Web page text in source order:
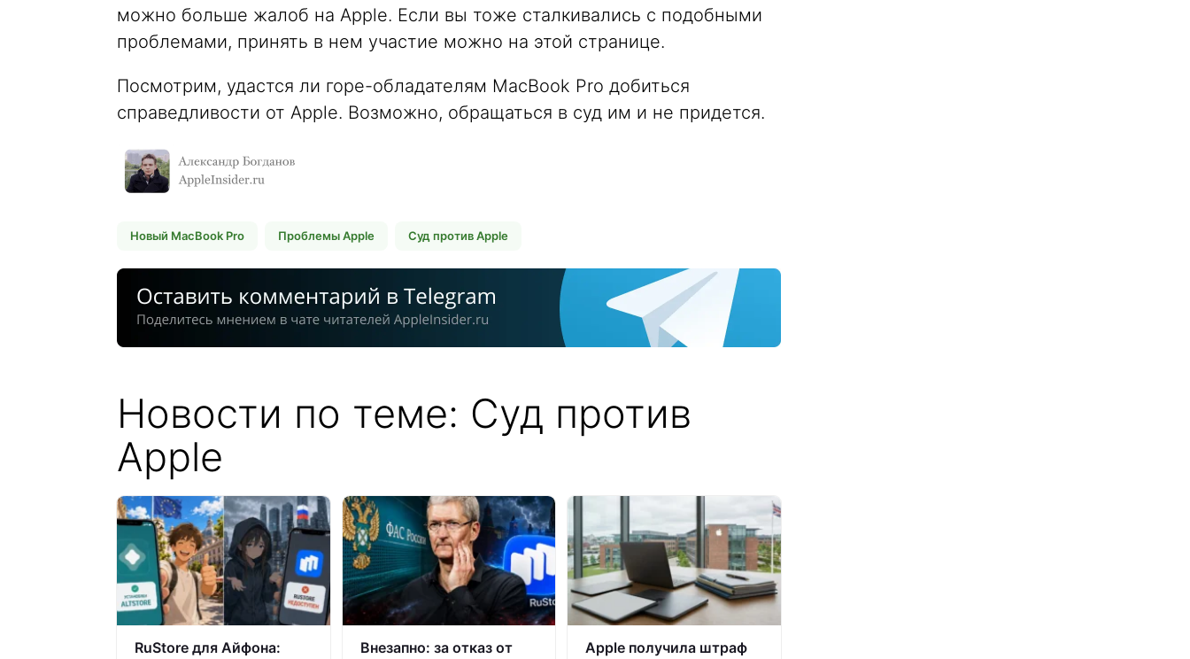
можно больше жалоб на Apple. Если вы тоже сталкивались с подобными
проблемами, принять в нем участие можно на этой странице.
Посмотрим, удастся ли горе-обладателям MacBook Pro добиться
справедливости от Apple. Возможно, обращаться в суд им и не придется.
Новый MacBook Pro Проблемы Apple Суд против Apple
Новости по теме: Суд против
Apple
RuStore для Айфона:
Внезапно: за отказ от
Apple получила штраф